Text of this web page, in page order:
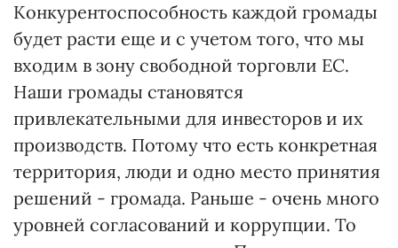
Конкурентоспособность каждой громады
будет расти еще и с учетом того, что мы
входим в зону свободной торговли ЕС.
Наши громады становятся
привлекательными для инвесторов и их
производств. Потому что есть конкретная
территория, люди и одно место принятия
решений - громада. Раньше - очень много
уровней согласований и коррупции. То